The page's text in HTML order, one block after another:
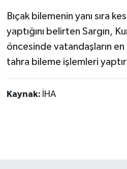
Bıçak bilemenin yanı sıra
yaptığını belirten Sargın,
öncesinde vatandaşların en
tahra bileme işlemleri
Kaynak: İHA